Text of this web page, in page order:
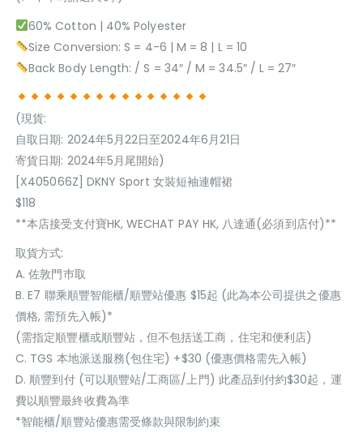
60% Cotton | 40% Polyester
Size Conversion: S = 4-6 | M = 8 | L = 10
Back Body Length: / S = 34″ / M = 34.5″ / L = 27″
(現貨:
自取日期: 2024年5月22日至2024年6月21日
寄貨日期: 2024年5月尾開始)
[X405066Z] DKNY Sport 女裝短袖連帽裙
$118
**本店接受支付寶HK, WECHAT PAY HK, 八達通(必須到店付)**
取貨方式:
A. 佐敦門巿取
B. E7 聯乘順豐智能櫃/順豐站優惠 $15起 (此為本公司提供之優惠
價格, 需預先入帳)*
(需指定順豐櫃或順豐站，但不包括送工商，住宅和便利店)
C. TGS 本地派送服務(包住宅) +$30 (優惠價格需先入帳)
D. 順豐到付 (可以順豐站/工商區/上門) 此產品到付約$30起，運
費以順豐最終收費為準
*智能櫃/順豐站優惠需受條款與限制約束